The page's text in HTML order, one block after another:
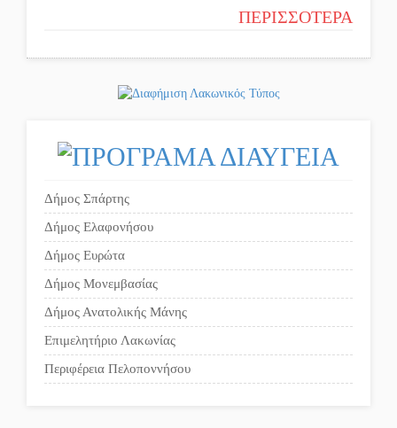
ΠΕΡΙΣΣΟΤΕΡΑ
Δήμος Σπάρτης
Δήμος Ελαφονήσου
Δήμος Ευρώτα
Δήμος Μονεμβασίας
Δήμος Ανατολικής Μάνης
Επιμελητήριο Λακωνίας
Περιφέρεια Πελοποννήσου